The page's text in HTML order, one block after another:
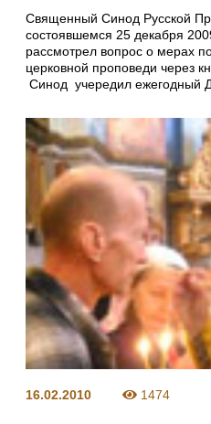
Священный Синод Русской
состоявшемся 25 декабря
рассмотрел вопрос о мерах
церковной проповеди через
Синод учередил ежегодный
16.02.2010 1474